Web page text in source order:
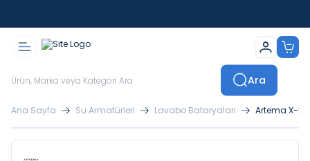
Ara
Ana Sayfa Su Armatürleri Lavabo Bataryaları Artema X-